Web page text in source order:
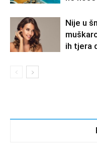
Nije u
ih tjera